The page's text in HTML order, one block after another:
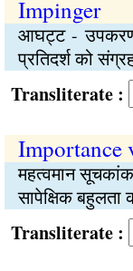
Impinger
आघट्‍ट -
प्रतिदर्श को
:
Importance
महत्वमान
सापेक्षिक
: